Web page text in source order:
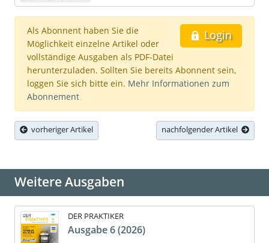
Login
Als Abonnent haben Sie die
Möglichkeit einzelne Artikel oder
vollständige Ausgaben als PDF-Datei
herunterzuladen. Sollten Sie bereits Abonnent sein,
loggen Sie sich bitte ein. Mehr Informationen zum
Abonnement
vorheriger Artikel nachfolgender Artikel
Weitere Ausgaben
DER PRAKTIKER
Ausgabe 6 (2026)